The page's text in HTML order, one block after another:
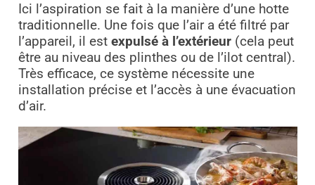
Ici l’aspiration se fait à la manière d’une hotte
traditionnelle. Une fois que l’air a été filtré par
l’appareil, il est expulsé à l’extérieur(cela peut
être au niveau des plinthes ou de l’ilot central).
Très efficace, ce système nécessite une
installation précise et l’accès à une évacuation
d’air.